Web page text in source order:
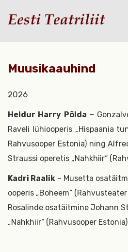
Muusikaauhind
2026
Heldur Harry Põlda –
Raveli lühiooperis „Hispaania
Rahvusooper Estonia) ning
Straussi operetis „Nahkhiir“
Kadri Raalik – Musetta
ooperis „Boheem“
Rosalinde osatäitmine Johann
„Nahkhiir“ (Rahvusooper